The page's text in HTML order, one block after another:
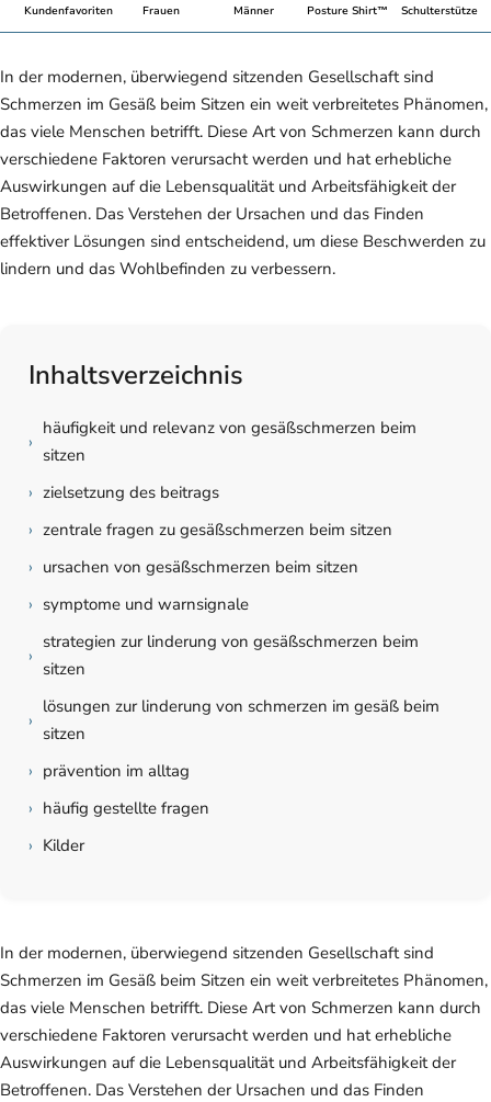
Kundenfavoriten Frauen Männer Posture Shirt™ Schulterstütze
In der modernen, überwiegend sitzenden Gesellschaft sind
Schmerzen im Gesäß beim Sitzen ein weit verbreitetes Phänomen,
das viele Menschen betrifft. Diese Art von Schmerzen kann durch
verschiedene Faktoren verursacht werden und hat erhebliche
Auswirkungen auf die Lebensqualität und Arbeitsfähigkeit der
Betroffenen. Das Verstehen der Ursachen und das Finden
effektiver Lösungen sind entscheidend, um diese Beschwerden zu
lindern und das Wohlbefinden zu verbessern.
Inhaltsverzeichnis
›
häufigkeit und relevanz von gesäßschmerzen beim
sitzen
› zielsetzung des beitrags
› zentrale fragen zu gesäßschmerzen beim sitzen
› ursachen von gesäßschmerzen beim sitzen
› symptome und warnsignale
›
strategien zur linderung von gesäßschmerzen beim
sitzen
›
lösungen zur linderung von schmerzen im gesäß beim
sitzen
› prävention im alltag
› häufig gestellte fragen
› Kilder
In der modernen, überwiegend sitzenden Gesellschaft sind
Schmerzen im Gesäß beim Sitzen ein weit verbreitetes Phänomen,
das viele Menschen betrifft. Diese Art von Schmerzen kann durch
verschiedene Faktoren verursacht werden und hat erhebliche
Auswirkungen auf die Lebensqualität und Arbeitsfähigkeit der
Betroffenen. Das Verstehen der Ursachen und das Finden